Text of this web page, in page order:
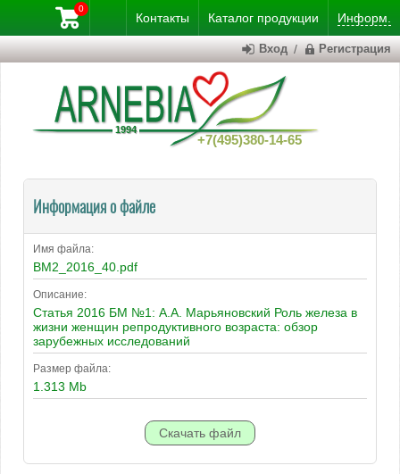
Контакты Каталог продукции Информ.
+7(495)380-14-65
0
Вход / Регистрация
Информация о файле
Имя файла:
BM2_2016_40.pdf
Описание:
Статья 2016 БМ №1: А.А. Марьяновский Роль железа в
жизни женщин репродуктивного возраста: обзор
зарубежных исследований
Размер файла:
1.313 Mb